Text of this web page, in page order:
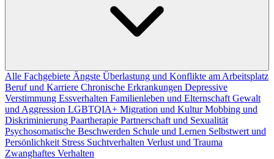
Alle Fachgebiete Ängste Überlastung und Konflikte am Arbeitsplatz
Beruf und Karriere Chronische Erkrankungen Depressive
Verstimmung Essverhalten Familienleben und Elternschaft Gewalt
und Aggression LGBTQIA+ Migration und KulturMobbing und
Diskriminierung Paartherapie Partnerschaft und Sexualität
Psychosomatische Beschwerden Schule und Lernen Selbstwert und
Persönlichkeit Stress Suchtverhalten Verlust und Trauma
Zwanghaftes Verhalten